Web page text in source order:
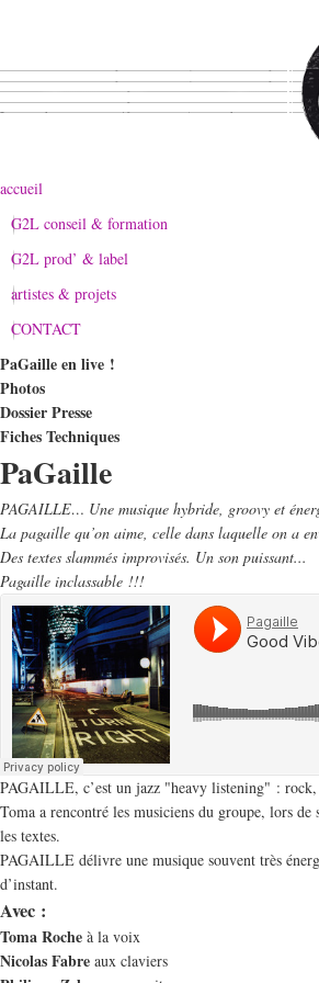
accueil
G2L conseil & formation
G2L prod’ & label
artistes & projets
CONTACT
PaGaille en live !
Photos
Dossier Presse
Fiches Techniques
PaGaille
PAGAILLE… Une musique hybride, groovy et
La pagaille qu’on aime, celle dans laquelle on a
Des textes slammés improvisés. Un son puissant...
Pagaille inclassable !!!
PAGAILLE, c’est un jazz "heavy listening" :
Toma a rencontré les musiciens du groupe, lors
les textes.
PAGAILLE délivre une musique souvent très
d’instant.
Avec :
Toma Roche à la voix
Nicolas Fabre aux claviers